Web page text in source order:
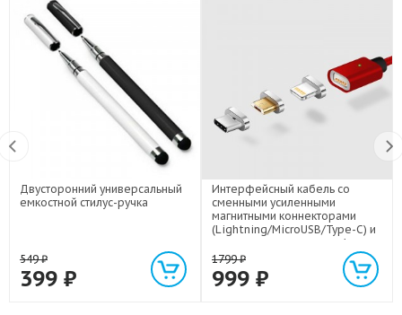
Двусторонний универсальный
емкостной стилус-ручка
549₽
399 ₽
Интерфейсный кабель со
сменными усиленными
магнитными коннекторами
(Lightning/MicroUSB/Type-C) и
световым индикатором 1м
1799₽
999 ₽